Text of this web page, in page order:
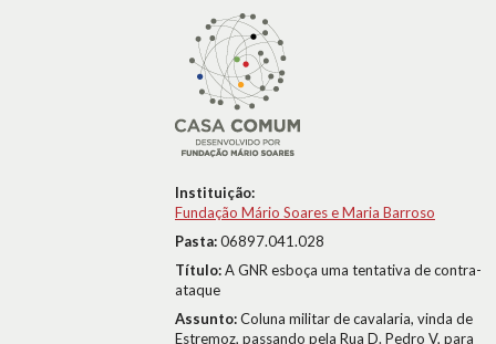
Instituição:
Fundação Mário Soares e Maria Barroso
Pasta:06897.041.028
Título:A GNR esboça uma tentativa de contra-
ataque
Assunto:Coluna militar de cavalaria, vinda de
Estremoz, passando pela Rua D. Pedro V, para